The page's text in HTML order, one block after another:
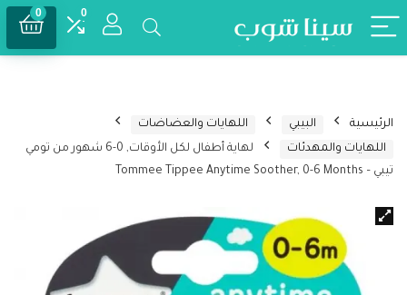
0
0
الرئيسية البيبي
اللهايات والعضاضات
اللهايات والمهدئات
لهاية أطفال لكل الأوقات, 0-6 شهور من تومي
تيبي – Tommee Tippee Anytime Soother, 0-6 Months